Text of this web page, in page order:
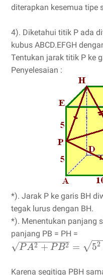
diterapkan kesemua tipe
4). Diketahui titik P ada
kubus ABCD.EFGH
Tentukan jarak titik P ke
Penyelesaian :
*). Jarak P ke garis BH
tegak lurus dengan BH.
*). Menentukan panjang
panjang PB = PH =
PA2 + PB2
− −
−−−−−−−−
√ = 52
−
√
Karena segitiga PBH